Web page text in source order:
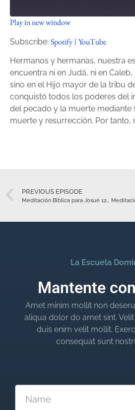
Spotify
SHARE
LINK
EMBED
Play in new window
Subscribe: Spotify | YouTube
Hermanos y hermanas, nuestra
encuentra ni en Judá, ni en
sino en el Hijo mayor de la tribu
conquistó todos los poderes del
del pecado y la muerte mediante
muerte y resurrección. Por tanto,
PREVIOUS EPISODE
Meditación Bíblica para Josué 12-13 – Julio 10
La Escuela
Mantente
Amet minim mollit non
aliqua dolor do amet sint.
duis enim velit mollit.
consequat sunt